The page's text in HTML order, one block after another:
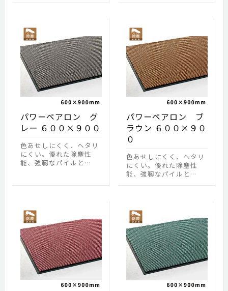
パワーペアロン グ
レー ６００×９００
色あせしにくく、ヘタリ
にくい。優れた除塵性
能、強靱なパイルと…
パワーペアロン ブ
ラウン ６００×９０
０
色あせしにくく、ヘタリ
にくい。優れた除塵性
能、強靱なパイルと…